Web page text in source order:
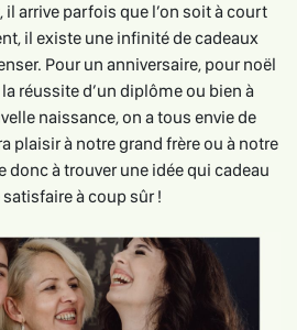
il arrive parfois que l’on soit à court
il existe une infinité de cadeaux
Pour un anniversaire, pour noël
réussite d’un diplôme ou bien à
naissance, on a tous envie de
plaisir à notre grand frère ou à notre
donc à trouver une idée qui cadeau
satisfaire à coup sûr !